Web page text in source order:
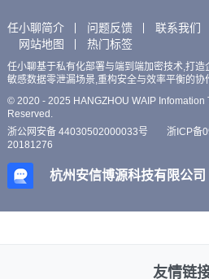
任小聊简介 问题反馈 联系我们
网站地图
热门标签
任小聊基于私有化部署与端到端加密技术,打
敏感数据零泄漏场景,重构安全与效率平衡的协
© 2020 - 2025 HANGZHOU WAIP Infomation
Reserved.
浙公网安备 44030502000033号
浙ICP备
20181276
杭州安信博源科技有限公司
友情链